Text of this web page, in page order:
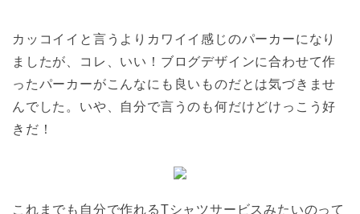
カッコイイと言うよりカワイイ感じのパーカーになり
ましたが、コレ、いい！ブログデザインに合わせて作
ったパーカーがこんなにも良いものだとは気づきませ
んでした。いや、自分で言うのも何だけどけっこう好
きだ！
これまでも自分で作れるTシャツサービスみたいのって